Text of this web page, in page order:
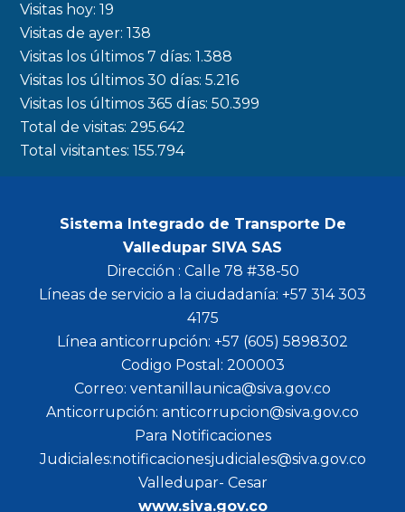
o
k
a
m
r
Visitas hoy:19
Visitas de ayer:138
Visitas los últimos 7 días:1.388
Visitas los últimos 30 días:5.216
Visitas los últimos 365 días:50.399
Total de visitas:295.642
Total visitantes:155.794
Sistema Integrado de Transporte De
Valledupar SIVA SAS
Dirección : Calle 78 #38-50
Líneas de servicio a la ciudadanía: +57 314 303
4175
Línea anticorrupción: +57 (605) 5898302
Codigo Postal: 200003
Correo: ventanillaunica@siva.gov.co
Anticorrupción: anticorrupcion@siva.gov.co
Para Notificaciones
Judiciales:notificacionesjudiciales@siva.gov.co
Valledupar- Cesar
www.siva.gov.co